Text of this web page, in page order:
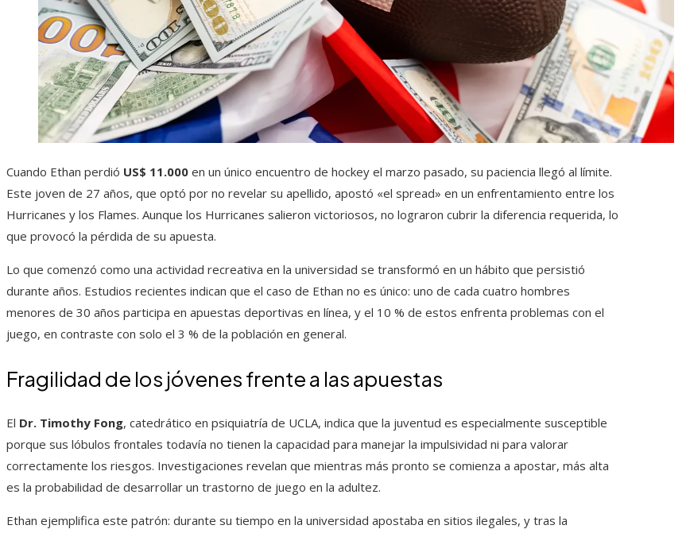
Cuando Ethan perdió US$ 11.000 en un único encuentro de hockey el marzo pasado, su paciencia llegó al límite.
Este joven de 27 años, que optó por no revelar su apellido, apostó «el spread» en un enfrentamiento entre los
Hurricanes y los Flames. Aunque los Hurricanes salieron victoriosos, no lograron cubrir la diferencia requerida, lo
que provocó la pérdida de su apuesta.
Lo que comenzó como una actividad recreativa en la universidad se transformó en un hábito que persistió
durante años. Estudios recientes indican que el caso de Ethan no es único: uno de cada cuatro hombres
menores de 30 años participa en apuestas deportivas en línea, y el 10 % de estos enfrenta problemas con el
juego, en contraste con solo el 3 % de la población en general.
Fragilidad de los jóvenes frente a las apuestas
El Dr. Timothy Fong, catedrático en psiquiatría de UCLA, indica que la juventud es especialmente susceptible
porque sus lóbulos frontales todavía no tienen la capacidad para manejar la impulsividad ni para valorar
correctamente los riesgos. Investigaciones revelan que mientras más pronto se comienza a apostar, más alta
es la probabilidad de desarrollar un trastorno de juego en la adultez.
Ethan ejemplifica este patrón: durante su tiempo en la universidad apostaba en sitios ilegales, y tras la